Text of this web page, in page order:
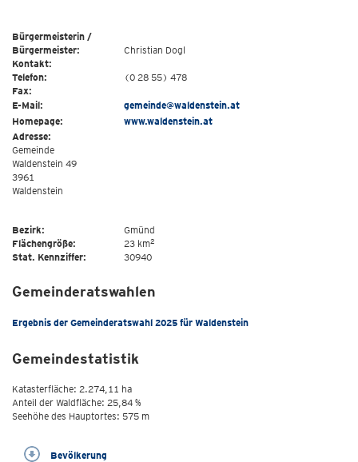
Bürgermeisterin /
Bürgermeister:
Christian Dogl
Kontakt:
Telefon:
(0 28 55) 478
Fax:
E-Mail:
gemeinde@waldenstein.at
Homepage:
www.waldenstein.at
Adresse:
Gemeinde
Waldenstein 49
3961
Waldenstein
Bezirk:
Gmünd
Flächengröße:
23 km2
Stat. Kennziffer: 30940
Gemeinderatswahlen
Ergebnis der Gemeinderatswahl 2025 für Waldenstein
Gemeindestatistik
Katasterfläche: 2.274,11 ha
Anteil der Waldfläche: 25,84 %
Seehöhe des Hauptortes: 575 m
Bevölkerung